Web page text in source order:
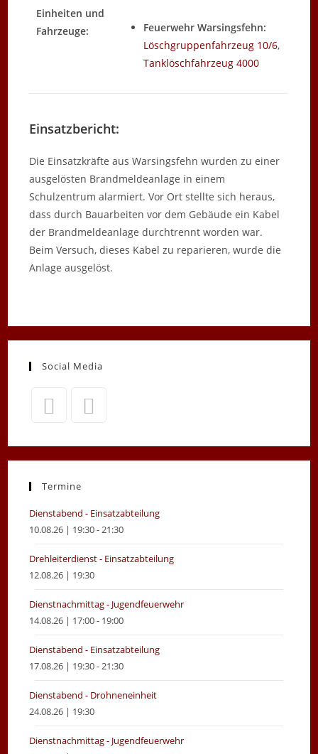
Einheiten und
Fahrzeuge:
Feuerwehr Warsingsfehn:
Löschgruppenfahrzeug 10/6,
Tanklöschfahrzeug 4000
Einsatzbericht:
Die Einsatzkräfte aus Warsingsfehn wurden zu einer
ausgelösten Brandmeldeanlage in einem
Schulzentrum alarmiert. Vor Ort stellte sich heraus,
dass durch Bauarbeiten vor dem Gebäude ein Kabel
der Brandmeldeanlage durchtrennt worden war.
Beim Versuch, dieses Kabel zu reparieren, wurde die
Anlage ausgelöst.
Social Media
in
new
in
new
Termine
Dienstabend - Einsatzabteilung
10.08.26 | 19:30 - 21:30
Drehleiterdienst - Einsatzabteilung
12.08.26 | 19:30
Dienstnachmittag - Jugendfeuerwehr
14.08.26 | 17:00 - 19:00
Dienstabend - Einsatzabteilung
17.08.26 | 19:30 - 21:30
Dienstabend - Drohneneinheit
24.08.26 | 19:30
Dienstnachmittag - Jugendfeuerwehr